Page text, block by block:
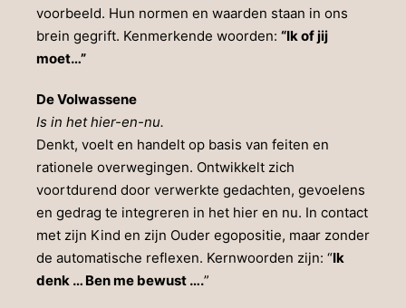
voorbeeld. Hun normen en waarden staan in ons
brein gegrift. Kenmerkende woorden: “Ik of jij
moet…”
De Volwassene
Is in het hier-en-nu.
Denkt, voelt en handelt op basis van feiten en
rationele overwegingen. Ontwikkelt zich
voortdurend door verwerkte gedachten, gevoelens
en gedrag te integreren in het hier en nu. In contact
met zijn Kind en zijn Ouder egopositie, maar zonder
de automatische reflexen. Kernwoorden zijn: “Ik
denk … Ben me bewust ….”